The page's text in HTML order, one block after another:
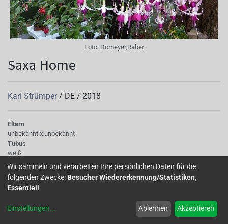
Foto: Domeyer,Raber
Saxa Home
Karl Strümper / DE / 2018
Eltern
unbekannt x unbekannt
Tubus
weiß
Sepalen
nach oben gebogen, weiß, weiß-rosa verblühend
Korolle/Petalen
lila verblühend, pink
rosa
Wir sammeln und verarbeiten Ihre persönlichen Daten für die
folgenden Zwecke: Besucher Wiedererkennung/Statistiken,
Essentiell .
Einstellungen... Ablehnen Akzeptieren